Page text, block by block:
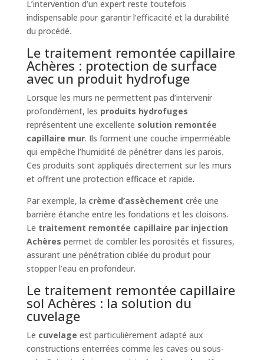
L’intervention d’un expert reste toutefois
indispensable pour garantir l’efficacité et la durabilité
du procédé.
Le traitement remontée capillaire
Achères : protection de surface
avec un produit hydrofuge
Lorsque les murs ne permettent pas d’intervenir
profondément, les produits hydrofuges
représentent une excellente solution remontée
capillaire mur. Ils forment une couche imperméable
qui empêche l’humidité de pénétrer dans les parois.
Ces produits sont appliqués directement sur les murs
et offrent une protection efficace et rapide.
Par exemple, la crème d’assèchement crée une
barrière étanche entre les fondations et les cloisons.
Le traitement remontée capillaire par injection
Achères permet de combler les porosités et fissures,
assurant une pénétration ciblée du produit pour
stopper l’eau en profondeur.
Le traitement remontée capillaire
sol Achères : la solution du
cuvelage
Le cuvelage est particulièrement adapté aux
constructions enterrées comme les caves ou sous-